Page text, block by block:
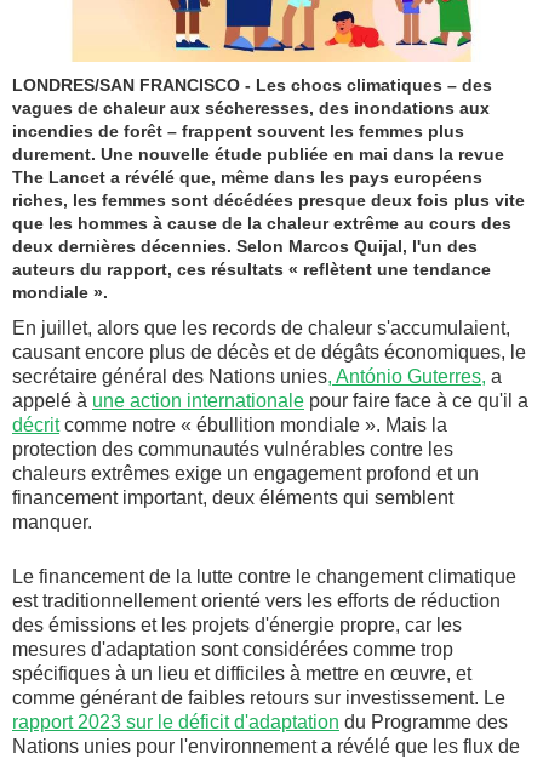
LONDRES/SAN FRANCISCO - Les chocs climatiques – des
vagues de chaleur aux sécheresses, des inondations aux
incendies de forêt – frappent souvent les femmes plus
durement. Une nouvelle étude publiée en mai dans la revue
The Lancet a révélé que, même dans les pays européens
riches, les femmes sont décédées presque deux fois plus vite
que les hommes à cause de la chaleur extrême au cours des
deux dernières décennies. Selon Marcos Quijal, l'un des
auteurs du rapport, ces résultats « reflètent une tendance
mondiale ».
En juillet, alors que les records de chaleur s'accumulaient,
causant encore plus de décès et de dégâts économiques, le
secrétaire général des Nations unies, António Guterres, a
appelé à une action internationale pour faire face à ce qu'il a
décritcomme notre « ébullition mondiale ». Mais la
protection des communautés vulnérables contre les
chaleurs extrêmes exige un engagement profond et un
financement important, deux éléments qui semblent
manquer.
Le financement de la lutte contre le changement climatique
est traditionnellement orienté vers les efforts de réduction
des émissions et les projets d'énergie propre, car les
mesures d'adaptation sont considérées comme trop
spécifiques à un lieu et difficiles à mettre en œuvre, et
comme générant de faibles retours sur investissement. Le
rapport 2023 sur le déficit d'adaptation du Programme des
Nations unies pour l'environnement a révélé que les flux de